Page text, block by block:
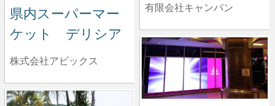
有限会社キャンバン
県内スーパーマー
ケット デリシア
株式会社アビックス